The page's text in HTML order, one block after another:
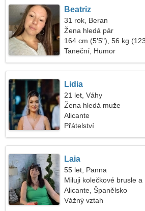
Beatriz
31 rok, Beran
Žena hledá pár
164 cm (5'5"), 56 kg
Taneční, Humor
Lidia
21 let, Váhy
Žena hledá muže
Alicante
Přátelství
Laia
55 let, Panna
Miluji kolečkové brusle a
Alicante, Španělsko
Vážný vztah